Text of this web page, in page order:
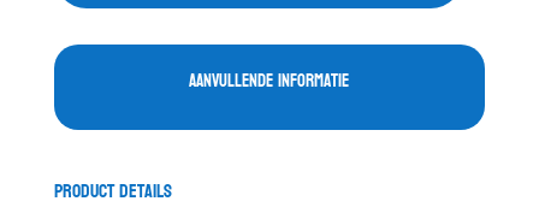
Aanvullende informatie
Product Details